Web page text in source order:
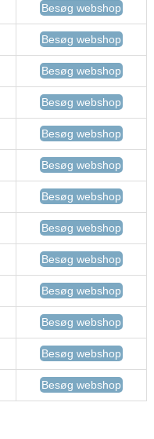
Besøg webshop
Besøg webshop
Besøg webshop
Besøg webshop
Besøg webshop
Besøg webshop
Besøg webshop
Besøg webshop
Besøg webshop
Besøg webshop
Besøg webshop
Besøg webshop
Besøg webshop